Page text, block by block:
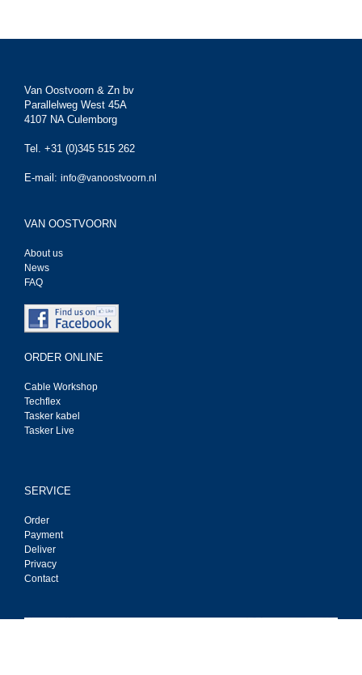
Van Oostvoorn & Zn bv
Parallelweg West 45A
4107 NA Culemborg
Tel. +31 (0)345 515 262
E-mail: info@vanoostvoorn.nl
VAN OOSTVOORN
About us
News
FAQ
ORDER ONLINE
Cable Workshop
Techflex
Tasker kabel
Tasker Live
SERVICE
Order
Payment
Deliver
Privacy
Contact